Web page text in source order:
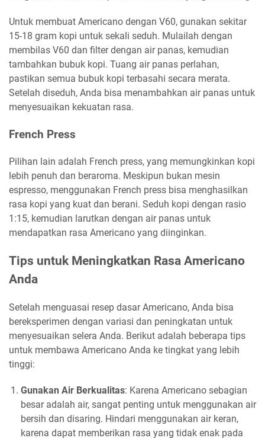
Untuk membuat Americano dengan V60, gunakan sekitar
15-18 gram kopi untuk sekali seduh. Mulailah dengan
membilas V60 dan filter dengan air panas, kemudian
tambahkan bubuk kopi. Tuang air panas perlahan,
pastikan semua bubuk kopi terbasahi secara merata.
Setelah diseduh, Anda bisa menambahkan air panas untuk
menyesuaikan kekuatan rasa.
French Press
Pilihan lain adalah French press, yang memungkinkan kopi
lebih penuh dan beraroma. Meskipun bukan mesin
espresso, menggunakan French press bisa menghasilkan
rasa kopi yang kuat dan berani. Seduh kopi dengan rasio
1:15, kemudian larutkan dengan air panas untuk
mendapatkan rasa Americano yang diinginkan.
Tips untuk Meningkatkan Rasa Americano
Anda
Setelah menguasai resep dasar Americano, Anda bisa
bereksperimen dengan variasi dan peningkatan untuk
menyesuaikan selera Anda. Berikut adalah beberapa tips
untuk membawa Americano Anda ke tingkat yang lebih
tinggi:
Gunakan Air Berkualitas: Karena Americano sebagian
besar adalah air, sangat penting untuk menggunakan air
bersih dan disaring. Hindari menggunakan air keran,
karena dapat memberikan rasa yang tidak enak pada